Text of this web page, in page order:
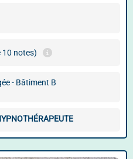
10 notes)
- Bâtiment B